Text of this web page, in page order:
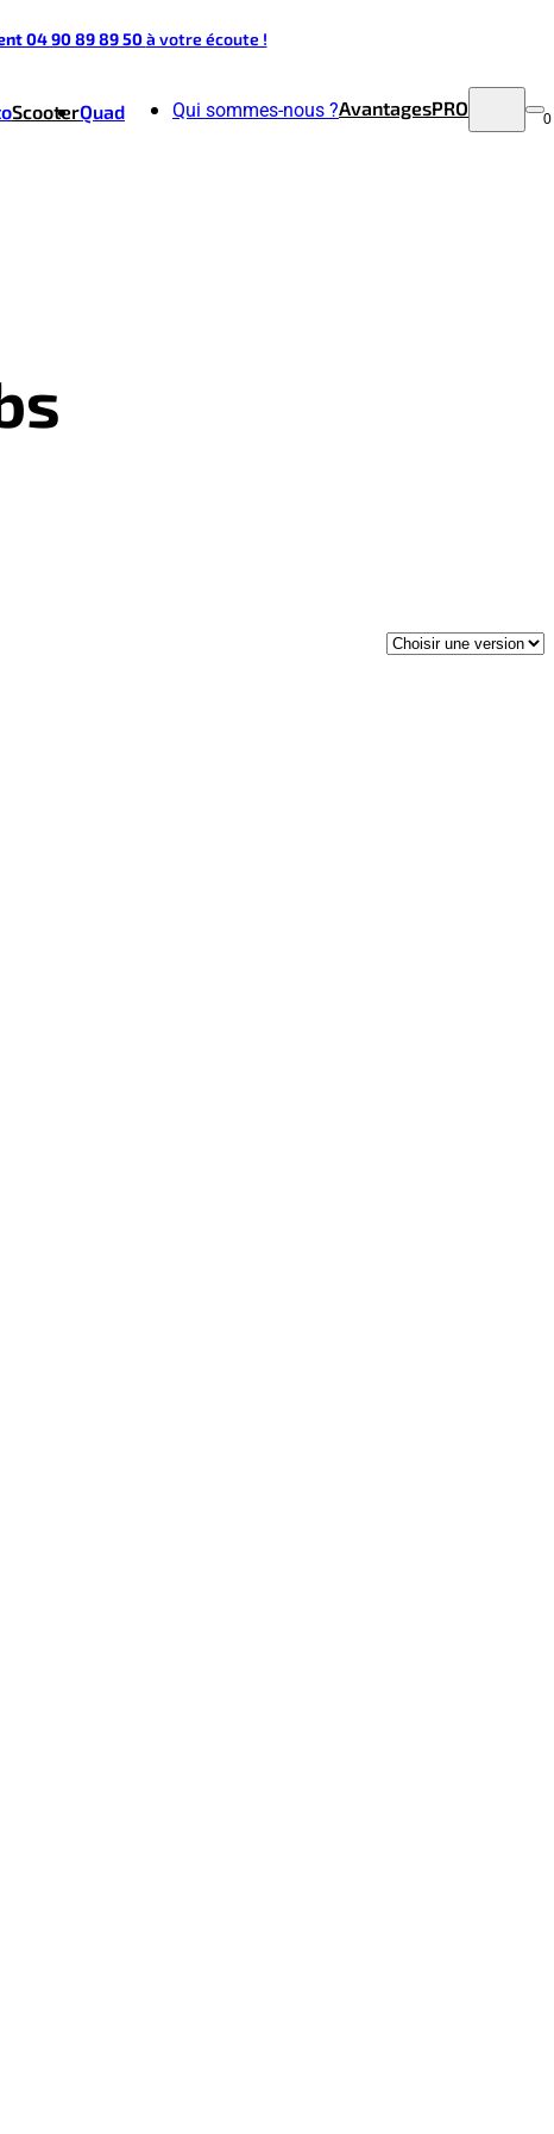
04 90 89 89 50à votre écoute !
ScooterQuad Qui sommes-nous ?AvantagesPRO 0